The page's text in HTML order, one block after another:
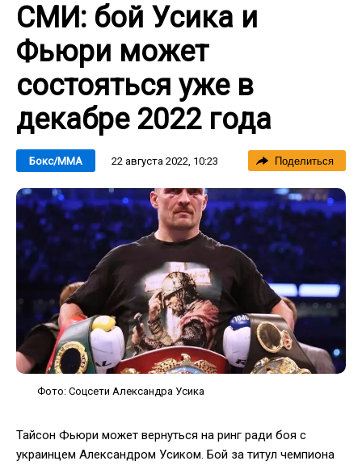
СМИ: бой Усика и
Фьюри может
состояться уже в
декабре 2022 года
Бокс/ММА 22 августа 2022, 10:23 Поделиться
Фото: Соцсети Александра Усика
Тайсон Фьюри может вернуться на ринг ради боя с
украинцем Александром Усиком. Бой за титул чемпиона